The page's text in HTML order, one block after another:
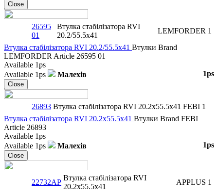
Close
26595
01
Втулка стабілізаторa RVI
20.2/55.5x41
LEMFORDER 1
Втулка стабілізаторa RVI 20.2/55.5x41 Втулки Brand
LEMFORDER Article 26595 01
Available 1ps
Available 1ps Малехів 1ps
Close
26893 Втулка стабілізаторa RVI 20.2x55.5x41 FEBI 1
Втулка стабілізаторa RVI 20.2x55.5x41 Втулки Brand FEBI
Article 26893
Available 1ps
Available 1ps Малехів 1ps
Close
22732AP
Втулка стабілізаторa RVI
20.2x55.5x41
APPLUS 1